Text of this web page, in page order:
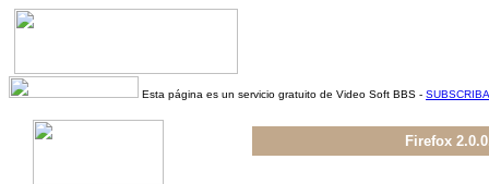
Esta página es un servicio gratuito de Video Soft BBS -
Firefox